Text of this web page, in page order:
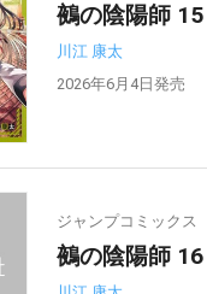
鵺の陰陽師 15
川江 康太
2026年6月4日発売
ジャンプコミックス
鵺の陰陽師 16